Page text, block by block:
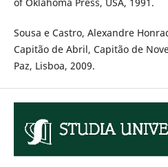
Sousa e Castro, Alexandre
Capitão de Abril, Capitão de
Paz, Lisboa, 2009.